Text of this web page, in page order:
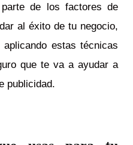
de los factores de
al éxito de tu negocio,
estas técnicas
que te va a ayudar a
publicidad.